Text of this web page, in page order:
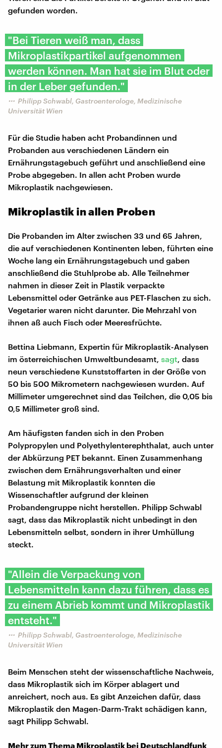
gefunden worden.
"Bei Tieren weiß man, dass
Mikroplastikpartikel aufgenommen
werden können. Man hat sie im Blut oder
in der Leber gefunden."
Philipp Schwabl, Gastroenterologe, Medizinische
Universität Wien
Für die Studie haben acht Probandinnen und
Probanden aus verschiedenen Ländern ein
Ernährungstagebuch geführt und anschließend eine
Probe abgegeben. In allen acht Proben wurde
Mikroplastik nachgewiesen.
Mikroplastik in allen Proben
Die Probanden im Alter zwischen 33 und 65 Jahren,
die auf verschiedenen Kontinenten leben, führten eine
Woche lang ein Ernährungstagebuch und gaben
anschließend die Stuhlprobe ab. Alle Teilnehmer
nahmen in dieser Zeit in Plastik verpackte
Lebensmittel oder Getränke aus PET-Flaschen zu sich.
Vegetarier waren nicht darunter. Die Mehrzahl von
ihnen aß auch Fisch oder Meeresfrüchte.
Bettina Liebmann, Expertin für Mikroplastik-Analysen
im österreichischen Umweltbundesamt, sagt , dass
neun verschiedene Kunststoffarten in der Größe von
50 bis 500 Mikrometern nachgewiesen wurden. Auf
Millimeter umgerechnet sind das Teilchen, die 0,05 bis
0,5 Millimeter groß sind.
Am häufigsten fanden sich in den Proben
Polypropylen und Polyethylenterephthalat, auch unter
der Abkürzung PET bekannt. Einen Zusammenhang
zwischen dem Ernährungsverhalten und einer
Belastung mit Mikroplastik konnten die
Wissenschaftler aufgrund der kleinen
Probandengruppe nicht herstellen. Philipp Schwabl
sagt, dass das Mikroplastik nicht unbedingt in den
Lebensmitteln selbst, sondern in ihrer Umhüllung
steckt.
"Allein die Verpackung von
Lebensmitteln kann dazu führen, dass es
zu einem Abrieb kommt und Mikroplastik
entsteht."
Philipp Schwabl, Gastroenterologe, Medizinische
Universität Wien
Beim Menschen steht der wissenschaftliche Nachweis,
dass Mikroplastik sich im Körper ablagert und
anreichert, noch aus. Es gibt Anzeichen dafür, dass
Mikroplastik den Magen-Darm-Trakt schädigen kann,
sagt Philipp Schwabl.
Mehr zum Thema Mikroplastik bei Deutschlandfunk